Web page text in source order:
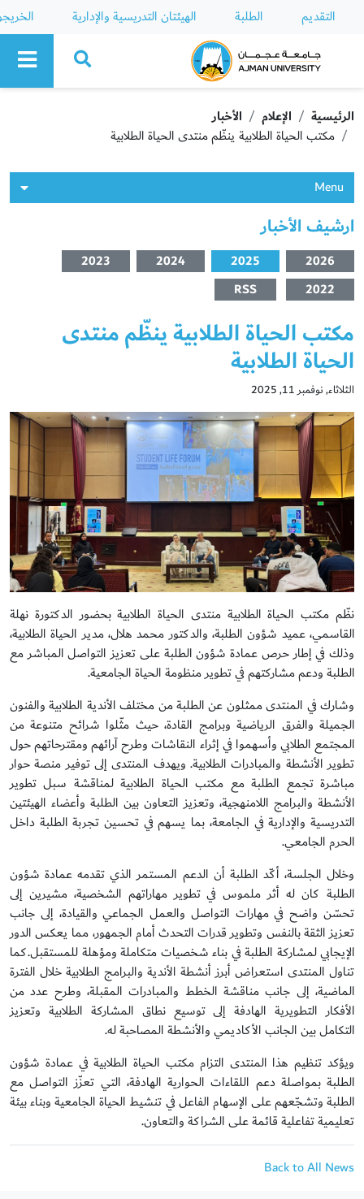
التقديم الطلبة الهيئتان التدريسية والإدارية
Ajman University
الرئيسية الإعلام
الأخبار
مكتب الحياة الطلابية ينظّم منتدى الحياة الطلابية
Menu
ارشيف الأخبار
2026
2025
2024
2023
2022
RSS
مكتب الحياة الطلابية ينظّم منتدى
الحياة الطلابية
الثلاثاء, نوفمبر 11, 2025
نظّم مكتب الحياة الطلابية منتدى الحياة الطلابية بحضور الدكتورة نهلة
القاسمي، عميد شؤون الطلبة، والدكتور محمد هلال، مدير الحياة الطلابية،
وذلك في إطار حرص عمادة شؤون الطلبة على تعزيز التواصل المباشر مع
الطلبة ودعم مشاركتهم في تطوير منظومة الحياة الجامعية.
وشارك في المنتدى ممثلون عن الطلبة من مختلف الأندية الطلابية والفنون
الجميلة والفرق الرياضية وبرامج القادة، حيث مثّلوا شرائح متنوعة من
المجتمع الطلابي وأسهموا في إثراء النقاشات وطرح آرائهم ومقترحاتهم حول
تطوير الأنشطة والمبادرات الطلابية. ويهدف المنتدى إلى توفير منصة حوار
مباشرة تجمع الطلبة مع مكتب الحياة الطلابية لمناقشة سبل تطوير
الأنشطة والبرامج اللامنهجية، وتعزيز التعاون بين الطلبة وأعضاء الهيئتين
التدريسية والإدارية في الجامعة، بما يسهم في تحسين تجربة الطلبة داخل
الحرم الجامعي.
وخلال الجلسة، أكّد الطلبة أن الدعم المستمر الذي تقدمه عمادة شؤون
الطلبة كان له أثر ملموس في تطوير مهاراتهم الشخصية، مشيرين إلى
تحسّن واضح في مهارات التواصل والعمل الجماعي والقيادة، إلى جانب
تعزيز الثقة بالنفس وتطوير قدرات التحدث أمام الجمهور، مما يعكس الدور
الإيجابي لمشاركة الطلبة في بناء شخصيات متكاملة ومؤهلة للمستقبل.كما
تناول المنتدى استعراض أبرز أنشطة الأندية والبرامج الطلابية خلال الفترة
الماضية، إلى جانب مناقشة الخطط والمبادرات المقبلة، وطرح عدد من
الأفكار التطويرية الهادفة إلى توسيع نطاق المشاركة الطلابية وتعزيز
التكامل بين الجانب الأكاديمي والأنشطة المصاحبة له.
ويؤكد تنظيم هذا المنتدى التزام مكتب الحياة الطلابية في عمادة شؤون
الطلبة بمواصلة دعم اللقاءات الحوارية الهادفة، التي تعزّز التواصل مع
الطلبة وتشجّعهم على الإسهام الفاعل في تنشيط الحياة الجامعية وبناء بيئة
تعليمية تفاعلية قائمة على الشراكة والتعاون.
Back to All News